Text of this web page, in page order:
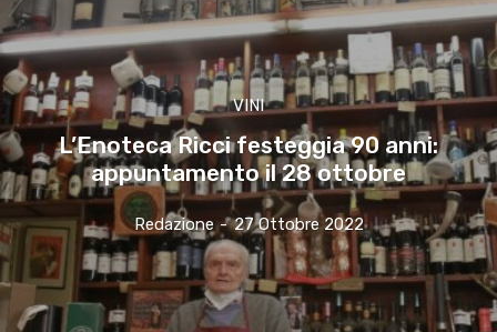
VINI
L’Enoteca Ricci festeggia 90 anni:
appuntamento il 28 ottobre
Redazione - 27 Ottobre 2022